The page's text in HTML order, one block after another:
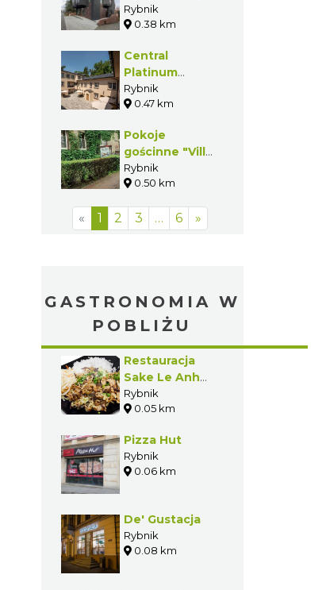
Rybnik
0.38 km
Central
Platinum
Apartments
Rybnik
0.47 km
Pokoje
gościnne "Villa
Silesia"
Rybnik
0.50 km
« 1 2 3 … 6 »
GASTRONOMIA W
POBLIŻU
Restauracja
Sake Le Anh
Ngoc
Rybnik
0.05 km
Pizza Hut
Rybnik
0.06 km
De' Gustacja
Rybnik
0.08 km